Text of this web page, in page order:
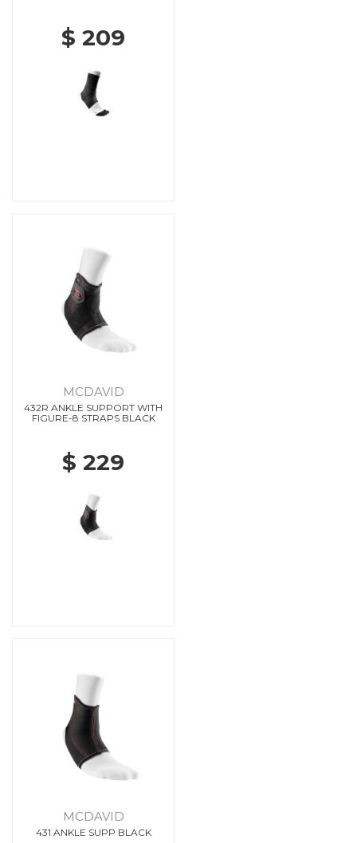
$ 209
MCDAVID
432R ANKLE SUPPORT WITH
FIGURE-8 STRAPS BLACK
$ 229
MCDAVID
431 ANKLE SUPP BLACK